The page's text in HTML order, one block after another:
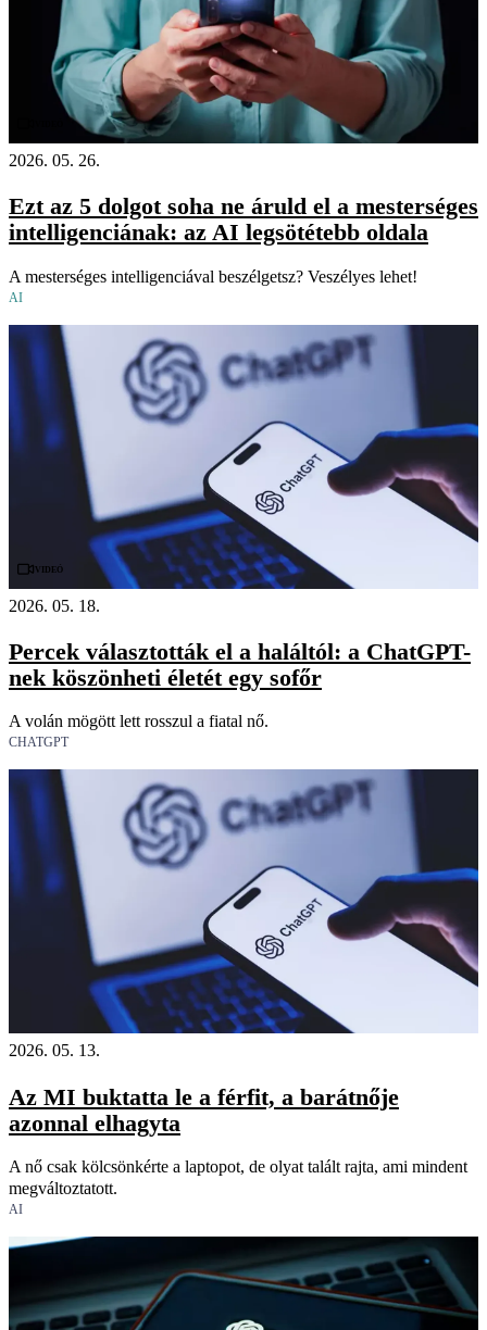
2026. 05. 26.
Ezt az 5 dolgot soha ne áruld el a mesterséges
intelligenciának: az AI legsötétebb oldala
A mesterséges intelligenciával beszélgetsz? Veszélyes lehet!
AI
Videó
2026. 05. 18.
Percek választották el a haláltól: a ChatGPT-
nek köszönheti életét egy sofőr
A volán mögött lett rosszul a fiatal nő.
CHATGPT
2026. 05. 13.
Az MI buktatta le a férfit, a barátnője
azonnal elhagyta
A nő csak kölcsönkérte a laptopot, de olyat talált rajta, ami mindent
megváltoztatott.
AI